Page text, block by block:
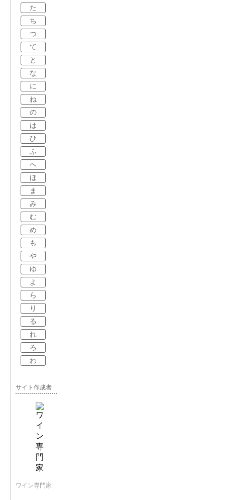
た
ち
つ
て
と
な
に
ね
の
は
ひ
ふ
へ
ほ
ま
み
む
め
も
や
ゆ
よ
ら
り
る
れ
ろ
わ
サイト作成者
ワイン専門家